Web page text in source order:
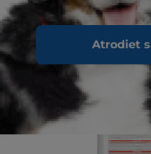
Atrodiet